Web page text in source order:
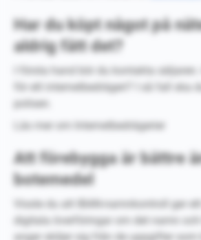
Har du köpt något på
aldrig fått det?
I första hand bör du kontakta
för ett internetbedrägeri? I så fall ska
polisen.
Läs mer om Internetbedrägerier
Att förebygga är bättre
botemedel
Visste du att IBAN-namnkontroll ger
digitala överföringar om det namn
anger skiljer sig från de uppgifter som